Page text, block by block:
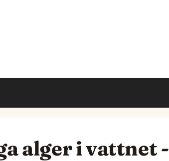
alger i vattnet -